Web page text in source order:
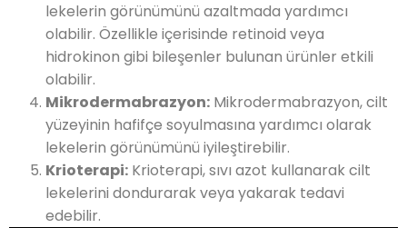
lekelerin görünümünü azaltmada yardımcı
olabilir. Özellikle içerisinde retinoid veya
hidrokinon gibi bileşenler bulunan ürünler etkili
olabilir.
Mikrodermabrazyon: Mikrodermabrazyon, cilt
yüzeyinin hafifçe soyulmasına yardımcı olarak
lekelerin görünümünü iyileştirebilir.
Krioterapi: Krioterapi, sıvı azot kullanarak cilt
lekelerini dondurarak veya yakarak tedavi
edebilir.